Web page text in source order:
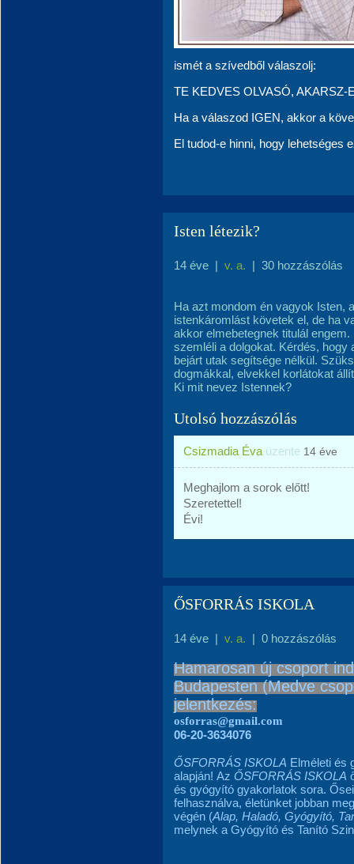
ismét a szívedből válaszolj:
TE KEDVES OLVASÓ, AKARSZ-
Ha a válaszod IGEN, akkor a
El tudod-e hinni, hogy lehetséges
Isten létezik?
14 éve | v. a. | 30 hozzászólás
Ha azt mondom én vagyok Isten,
istenkáromlást követek el, de ha
akkor elmebetegnek titulál
szemléli a dolgokat. Kérdés, hogy
bejárt utak segítsége nélkül.
dogmákkal, elvekkel korlátokat
Ki mit nevez Istennek?
Utolsó hozzászólás
Csizmadia Éva üzente 14 éve
Meghajlom a sorok előtt!
Szeretettel!
Évi!
ŐSFORRÁS ISKOLA
14 éve | v. a. | 0 hozzászólás
Hamarosan új csoport
Budapesten (Medve
jelentkezés:
osforras@gmail.com
06-20-3634076
ŐSFORRÁS ISKOLA Elméleti és
alapján! Az ŐSFORRÁS ISKOLA
és gyógyító gyakorlatok sora.
felhasználva, életünket jobban
végén (Alap, Haladó, Gyógyító,
melynek a Gyógyító és Tanító